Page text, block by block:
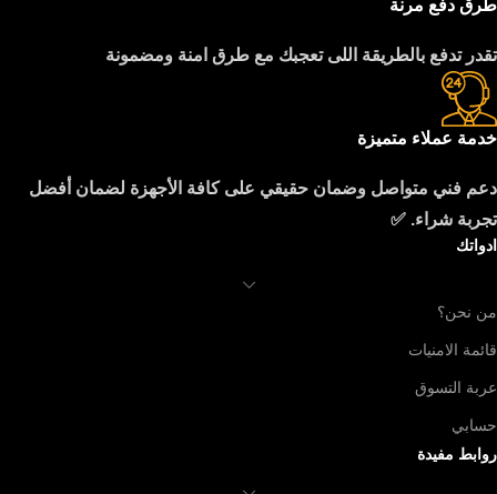
طرق دفع مرنة
تقدر تدفع بالطريقة اللى تعجبك مع طرق امنة ومضمونة
خدمة عملاء متميزة
دعم فني متواصل وضمان حقيقي على كافة الأجهزة لضمان أفضل
تجربة شراء. ✅
ادواتك
من نحن؟
قائمة الامنيات
عربة التسوق
حسابي
روابط مفيدة